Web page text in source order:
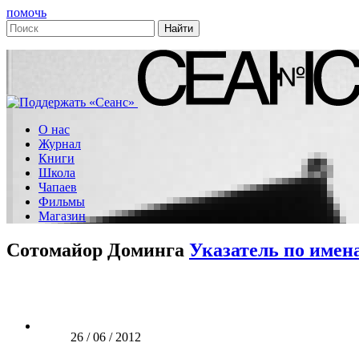
помочь
О нас
Журнал
Книги
Школа
Чапаев
Фильмы
Магазин
Сотомайор Доминга Указатель по
26 / 06 / 2012